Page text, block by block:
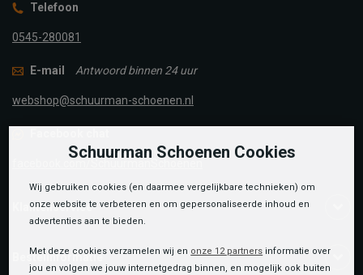
Telefoon
0545-280081
E-mail Antwoord binnen 24 uur
webshop@schuurman-schoenen.nl
Klantenservice
Bestelinformatie
Schuurman Schoenen Cookies
Wij gebruiken cookies (en daarmee vergelijkbare technieken) om
onze website te verbeteren en om gepersonaliseerde inhoud en
advertenties aan te bieden.
Met deze cookies verzamelen wij en onze 12 partners informatie over
jou en volgen we jouw internetgedrag binnen, en mogelijk ook buiten